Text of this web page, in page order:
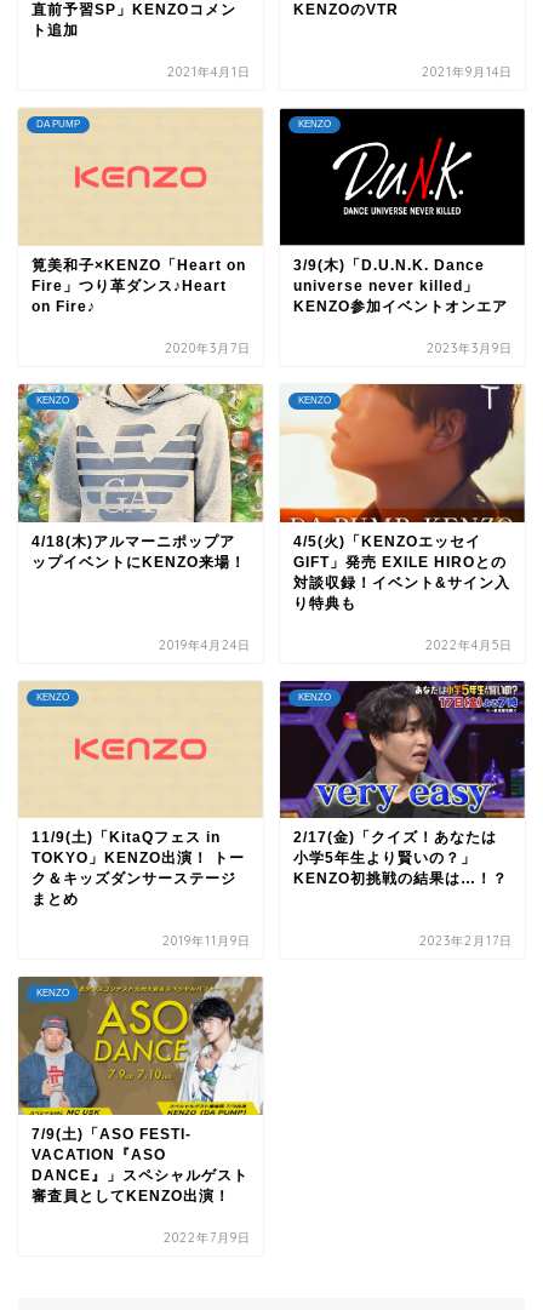
直前予習SP」KENZOコメン
ト追加
2021年4月1日
KENZOのVTR
2021年9月14日
DA PUMP
筧美和子×KENZO「Heart on
Fire」つり革ダンス♪Heart
on Fire♪
2020年3月7日
KENZO
3/9(木)「D.U.N.K. Dance
universe never killed」
KENZO参加イベントオンエア
2023年3月9日
KENZO
4/18(木)アルマーニポップア
ップイベントにKENZO来場！
2019年4月24日
KENZO
4/5(火)「KENZOエッセイ
GIFT」発売 EXILE HIROとの
対談収録！イベント&サイン入
り特典も
2022年4月5日
KENZO
11/9(土)「KitaQフェス in
TOKYO」KENZO出演！ トー
ク＆キッズダンサーステージ
まとめ
2019年11月9日
KENZO
2/17(金)「クイズ！あなたは
小学5年生より賢いの？」
KENZO初挑戦の結果は…！？
2023年2月17日
KENZO
7/9(土)「ASO FESTI-
VACATION『ASO
DANCE』」スペシャルゲスト
審査員としてKENZO出演！
2022年7月9日